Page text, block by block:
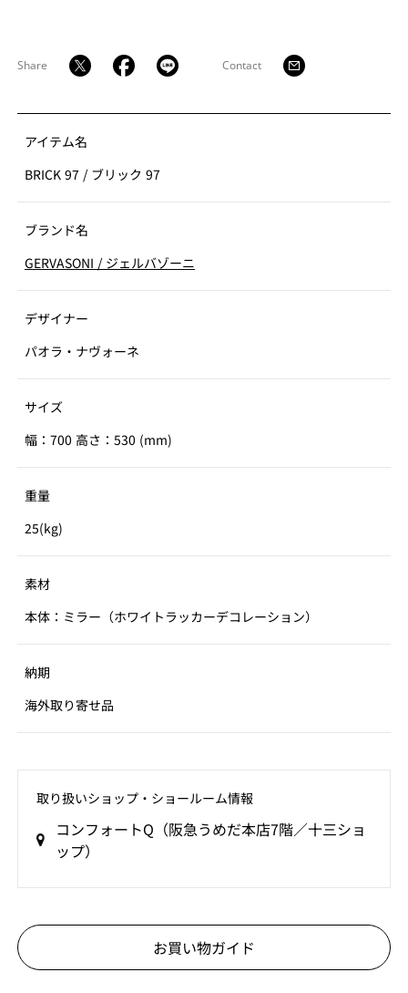
Share Contact
アイテム名
BRICK 97 / ブリック 97
ブランド名
GERVASONI / ジェルバゾーニ
デザイナー
パオラ・ナヴォーネ
サイズ
幅：700 高さ：530 (mm)
重量
25(kg)
素材
本体：ミラー（ホワイトラッカーデコレーション）
納期
海外取り寄せ品
取り扱いショップ‧ショールーム情報
コンフォートQ（阪急うめだ本店7階／十三ショ
ップ）
お買い物ガイド